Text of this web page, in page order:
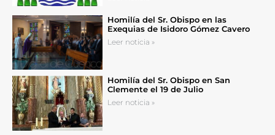
Homilía del Sr. Obispo en las
Exequias de Isidoro Gómez Cavero
Leer noticia »
Homilía del Sr. Obispo en San
Clemente el 19 de Julio
Leer noticia »